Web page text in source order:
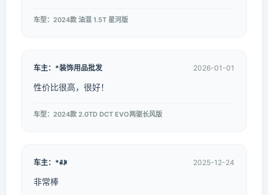
车型：2024款 油混 1.5T 星河版
车主：*装饰用品批发 2026-01-01
性价比很高，很好！
车型：2024款 2.0TD DCT EVO两驱长风版
车主：*ꋩꐂ 2025-12-24
非常棒